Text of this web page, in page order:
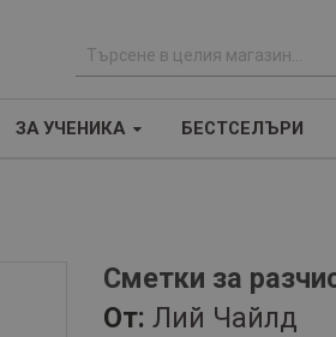
р
ЗА УЧЕНИКА БЕСТСЕЛЪРИ
Сметки за
От: Лий Чайлд